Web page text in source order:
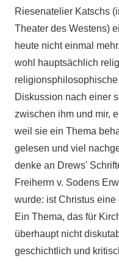
Riesenatelier Katschs
Theater des Westens)
heute nicht einmal
wohl hauptsächlich
Diskussion nach einer
zwischen ihm und mir,
weil sie ein Thema
gelesen und viel
denke an Drews'
Freiherrn v. Sodens
wurde: ist Christus
Ein Thema, das für
überhaupt nicht
geschichtlich und